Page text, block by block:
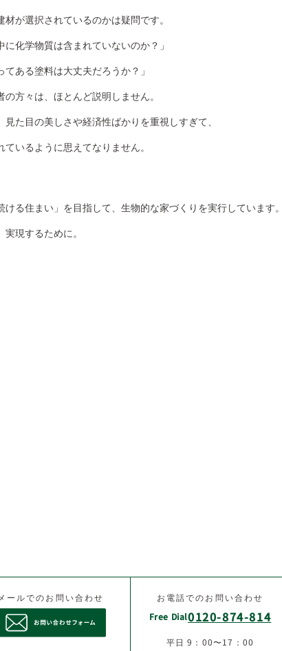
が選択されているのかは疑問です。
化学物質は含まれていないのか？」
ある塗料は大丈夫だろうか？」
方々は、ほとんど説明しません。
た目の美しさや経済性ばかりを重視しすぎて、
いるように思えてなりません。
る住まい」を目指して、生物的な家づくりを実行しています。
現するために。
メールでのお問い合わせ
お電話でのお問い合わせ
Free Dial0120-874-814
平日 9：00〜17：00